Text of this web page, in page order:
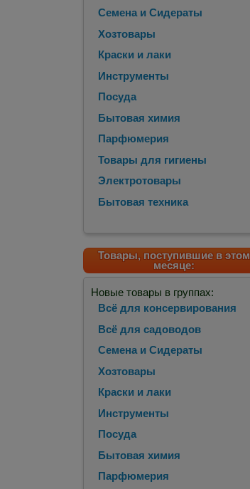
Семена и Сидераты
Хозтовары
Краски и лаки
Инструменты
Посуда
Бытовая химия
Парфюмерия
Товары для гигиены
Электротовары
Бытовая техника
Товары, поступившие в этом
месяце:
Новые товары в группах:
Всё для консервирования
Всё для садоводов
Семена и Сидераты
Хозтовары
Краски и лаки
Инструменты
Посуда
Бытовая химия
Парфюмерия